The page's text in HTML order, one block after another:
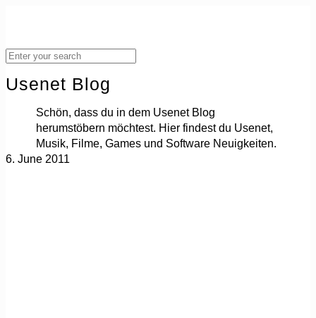
Usenet Blog
Schön, dass du in dem Usenet Blog
herumstöbern möchtest. Hier findest du Usenet,
Musik, Filme, Games und Software Neuigkeiten.
6. June 2011